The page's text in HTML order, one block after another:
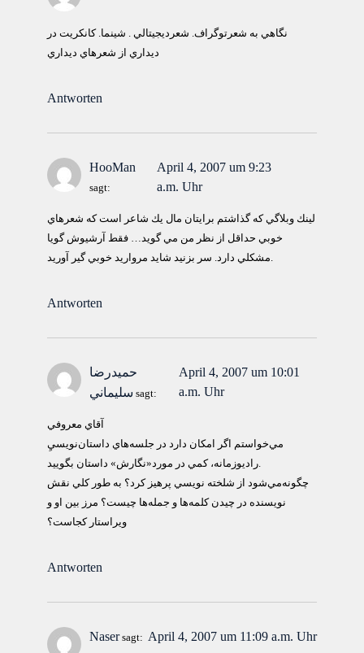
نگاهي به شعرتوگراف. شعرديجيتالي . شينما. كانكريت در
ديداري از شعرهاي ديداري
Antworten
HooMan
sagt:
April 4, 2007 um 9:23
a.m. Uhr
لينك وبلاگي كه گذاشتم برايتان مال يك شاعر است كه شعرهاي
خوبي حداقل از نظر من مي گويد… فقط آرشيوش گويا
مشكلي دارد. سر بزنيد شايد مرواريد خوبي گير آوريد.
Antworten
حميدرضا
سليماني sagt:
April 4, 2007 um 10:01
a.m. Uhr
آقاي معروفي
مي‌خواستم اگر امكان دارد در جلسه‌هاي داستان‌نويسيِ
راديوزمانه، كمي در مورد«نگارش» داستان بگوييد.
چگونه‌مي‌شود از شلخته نويسي پرهيز كرد؟ به طور كلي نقش
نويسنده در چيدن كلمه‌ها و جمله‌ها چيست؟ مرز بين او و
ويراستار كجاست؟
Antworten
Naser sagt: April 4, 2007 um 11:09 a.m. Uhr